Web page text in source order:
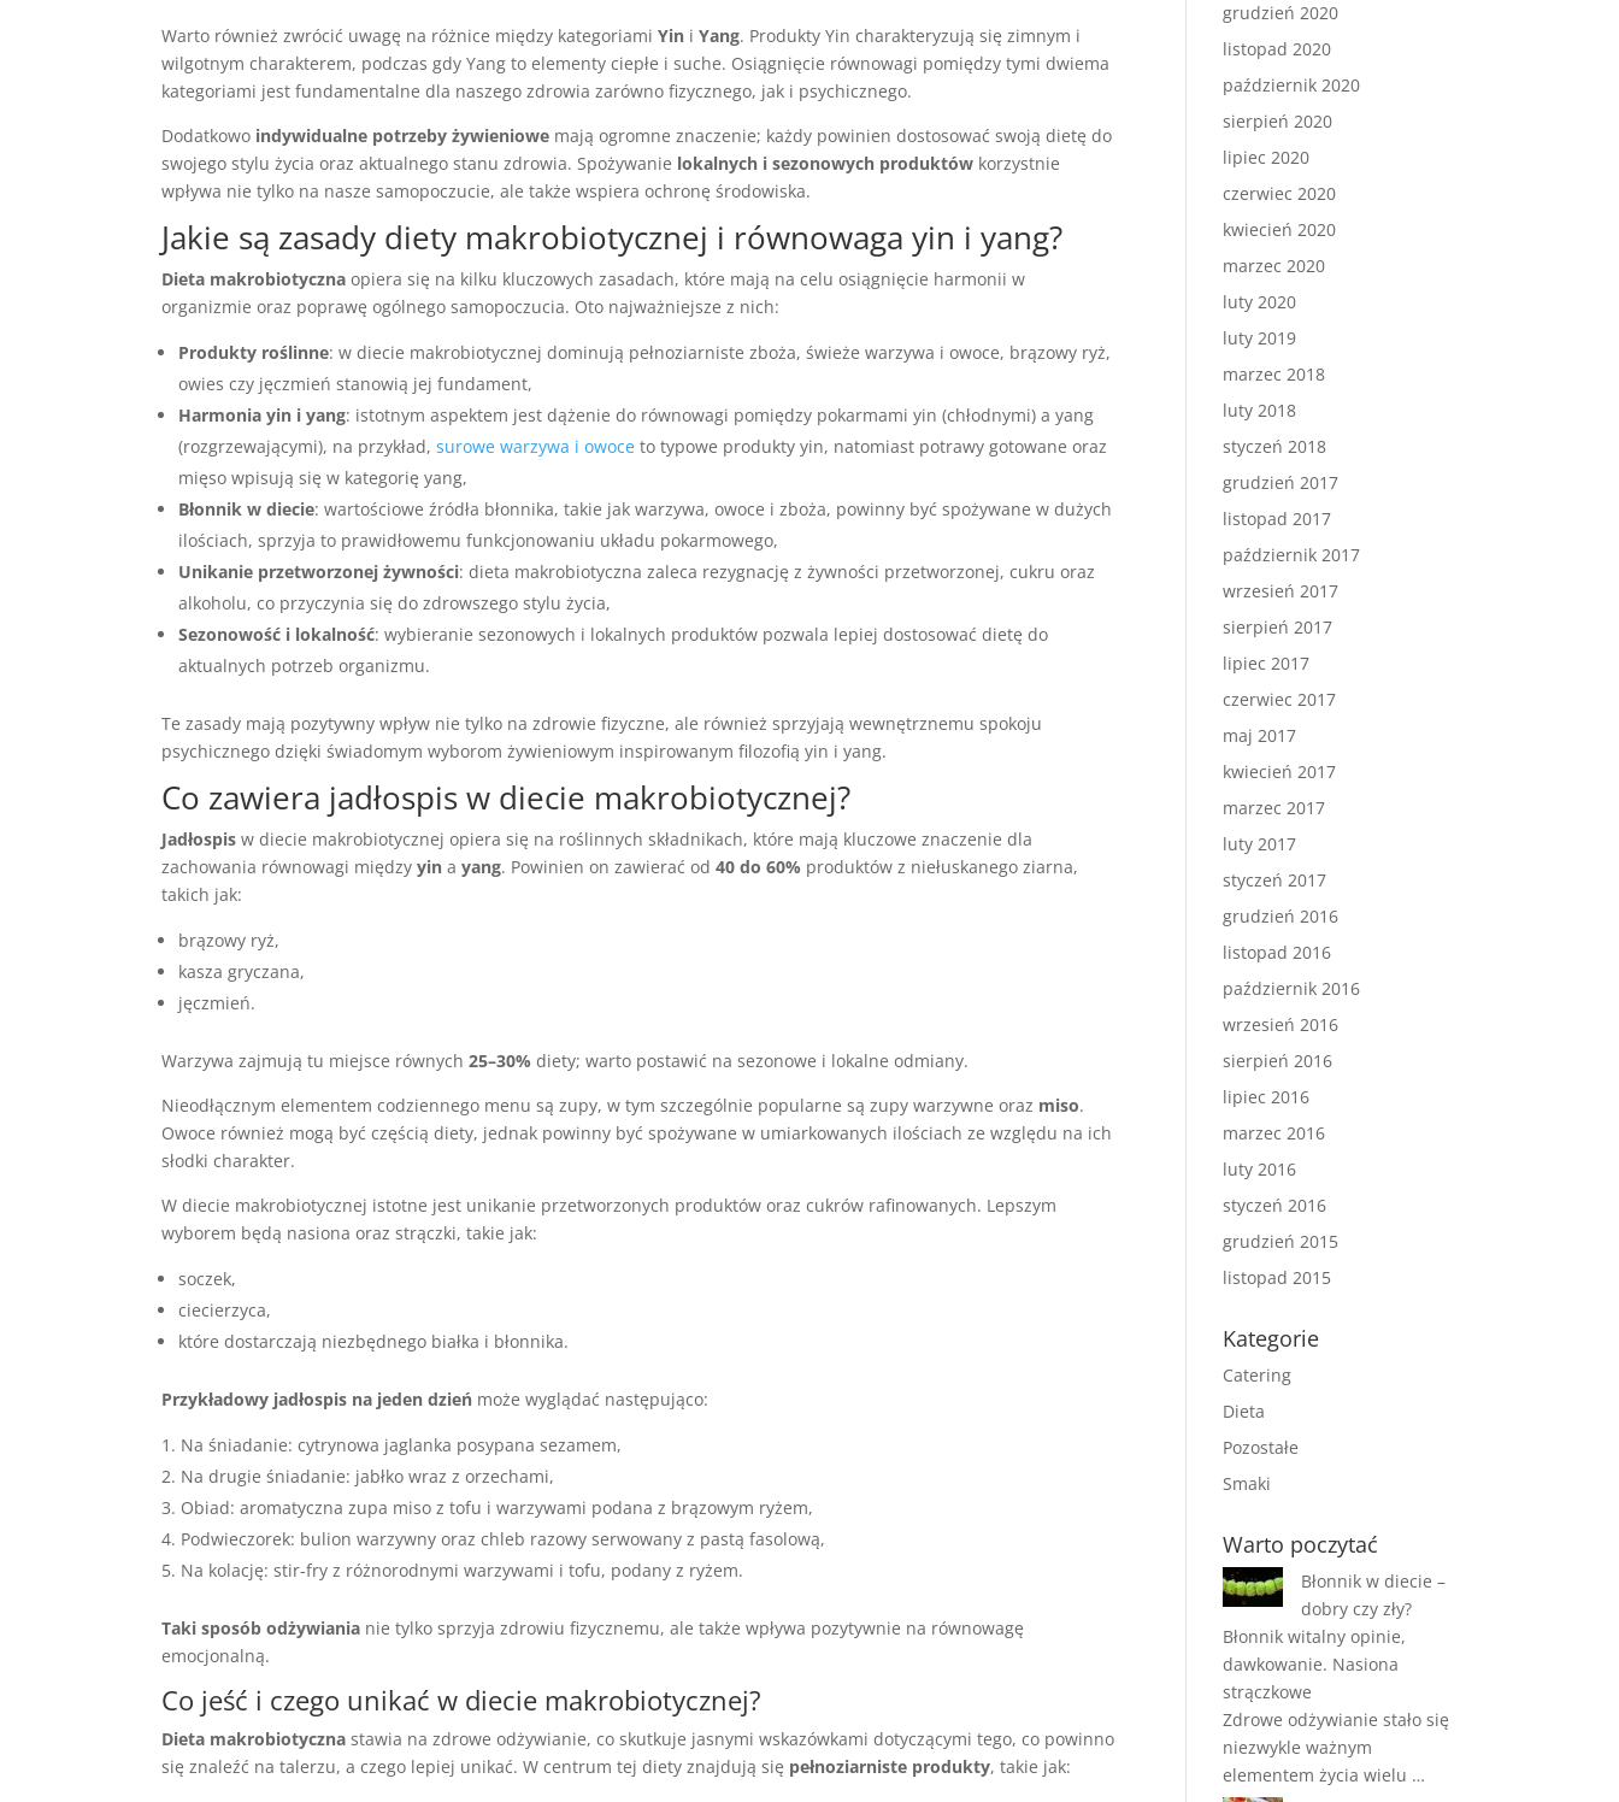
Warto również zwrócić uwagę na różnice między kategoriamiYin iYang. Produkty Yin charakteryzują się zimnym i
wilgotnym charakterem, podczas gdy Yang to elementy ciepłe i suche. Osiągnięcie równowagi pomiędzy tymi dwiema
kategoriami jest fundamentalne dla naszego zdrowia zarówno fizycznego, jak i psychicznego.
Dodatkowo indywidualne potrzeby żywieniowe mają ogromne znaczenie; każdy powinien dostosować swoją dietę do
swojego stylu życia oraz aktualnego stanu zdrowia. Spożywanie lokalnych i sezonowych produktów korzystnie
wpływa nie tylko na nasze samopoczucie, ale także wspiera ochronę środowiska.
Jakie są zasady diety makrobiotycznej i równowaga yin i yang?
Dieta makrobiotyczna opiera się na kilku kluczowych zasadach, które mają na celu osiągnięcie harmonii w
organizmie oraz poprawę ogólnego samopoczucia. Oto najważniejsze z nich:
Produkty roślinne: w diecie makrobiotycznej dominują pełnoziarniste zboża, świeże warzywa i owoce, brązowy ryż,
owies czy jęczmień stanowią jej fundament,
Harmonia yin i yang: istotnym aspektem jest dążenie do równowagi pomiędzy pokarmami yin (chłodnymi) a yang
(rozgrzewającymi), na przykład,surowe warzywa i owoce to typowe produkty yin, natomiast potrawy gotowane oraz
mięso wpisują się w kategorię yang,
Błonnik w diecie: wartościowe źródła błonnika, takie jak warzywa, owoce i zboża, powinny być spożywane w dużych
ilościach, sprzyja to prawidłowemu funkcjonowaniu układu pokarmowego,
Unikanie przetworzonej żywności: dieta makrobiotyczna zaleca rezygnację z żywności przetworzonej, cukru oraz
alkoholu, co przyczynia się do zdrowszego stylu życia,
Sezonowość i lokalność: wybieranie sezonowych i lokalnych produktów pozwala lepiej dostosować dietę do
aktualnych potrzeb organizmu.
Te zasady mają pozytywny wpływ nie tylko na zdrowie fizyczne, ale również sprzyjają wewnętrznemu spokoju
psychicznego dzięki świadomym wyborom żywieniowym inspirowanym filozofią yin i yang.
Co zawiera jadłospis w diecie makrobiotycznej?
Jadłospis w diecie makrobiotycznej opiera się na roślinnych składnikach, które mają kluczowe znaczenie dla
zachowania równowagi międzyyin ayang. Powinien on zawierać od40 do 60% produktów z niełuskanego ziarna,
takich jak:
brązowy ryż,
kasza gryczana,
jęczmień.
Warzywa zajmują tu miejsce równych25–30% diety; warto postawić na sezonowe i lokalne odmiany.
Nieodłącznym elementem codziennego menu są zupy, w tym szczególnie popularne są zupy warzywne oraz miso.
Owoce również mogą być częścią diety, jednak powinny być spożywane w umiarkowanych ilościach ze względu na ich
słodki charakter.
W diecie makrobiotycznej istotne jest unikanie przetworzonych produktów oraz cukrów rafinowanych. Lepszym
wyborem będą nasiona oraz strączki, takie jak:
soczek,
ciecierzyca,
które dostarczają niezbędnego białka i błonnika.
Przykładowy jadłospis na jeden dzień może wyglądać następująco:
Na śniadanie: cytrynowa jaglanka posypana sezamem,
Na drugie śniadanie: jabłko wraz z orzechami,
Obiad: aromatyczna zupa miso z tofu i warzywami podana z brązowym ryżem,
Podwieczorek: bulion warzywny oraz chleb razowy serwowany z pastą fasolową,
Na kolację: stir-fry z różnorodnymi warzywami i tofu, podany z ryżem.
Taki sposób odżywiania nie tylko sprzyja zdrowiu fizycznemu, ale także wpływa pozytywnie na równowagę
emocjonalną.
Co jeść i czego unikać w diecie makrobiotycznej?
Dieta makrobiotyczna stawia na zdrowe odżywianie, co skutkuje jasnymi wskazówkami dotyczącymi tego, co powinno
się znaleźć na talerzu, a czego lepiej unikać. W centrum tej diety znajdują się pełnoziarniste produkty, takie jak:
grudzień 2020
listopad 2020
październik 2020
sierpień 2020
lipiec 2020
czerwiec 2020
kwiecień 2020
marzec 2020
luty 2020
luty 2019
marzec 2018
luty 2018
styczeń 2018
grudzień 2017
listopad 2017
październik 2017
wrzesień 2017
sierpień 2017
lipiec 2017
czerwiec 2017
maj 2017
kwiecień 2017
marzec 2017
luty 2017
styczeń 2017
grudzień 2016
listopad 2016
październik 2016
wrzesień 2016
sierpień 2016
lipiec 2016
marzec 2016
luty 2016
styczeń 2016
grudzień 2015
listopad 2015
Kategorie
Catering
Dieta
Pozostałe
Smaki
Warto poczytać
Błonnik w diecie –
dobry czy zły?
Błonnik witalny opinie,
dawkowanie. Nasiona
strączkowe
Zdrowe odżywianie stało się
niezwykle ważnym
elementem życia wielu …